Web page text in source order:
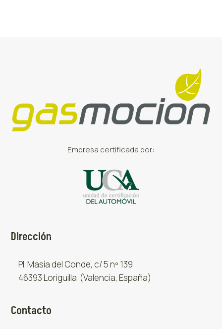
Empresa certificada por:
Dirección
P.I. Masía del Conde, c/ 5 nº 139
46393 Loriguilla (Valencia, España)
Contacto